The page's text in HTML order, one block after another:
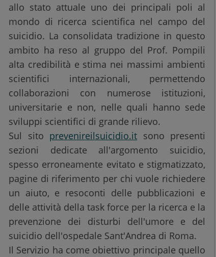
allo stato attuale uno dei principali poli al
mondo di ricerca scientifica nel campo del
suicidio. La consolidata tradizione in questo
ambito ha reso al gruppo del Prof. Pompili
alta credibilità e stima nei massimi ambienti
scientifici internazionali, permettendo
collaborazioni con numerose istituzioni,
universitarie e non, nelle quali hanno sede
sviluppi scientifici di grande rilievo.
Sul sito prevenireilsuicidio.it sono presenti
sezioni dedicate all'argomento suicidio,
spesso erroneamente evitato e stigmatizzato,
pagine di riferimento per chi vuole richiedere
un aiuto, e resoconti delle pubblicazioni e
delle attività della task force per la ricerca e la
prevenzione dei disturbi dell'umore e del
suicidio dell'ospedale Sant'Andrea di Roma.
Il Servizio ha come obiettivo principale quello